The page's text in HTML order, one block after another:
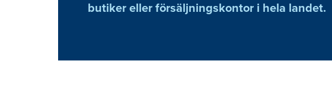
butiker eller försäljningskontor i hela landet.